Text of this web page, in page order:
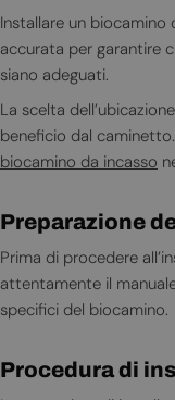
Installare un biocamino
accurata per garantire
siano adeguati.
La scelta
beneficio dal
biocamino da incasso
Preparazione
Prima di procedere
attentamente il
specifici del biocamino.
Procedura di